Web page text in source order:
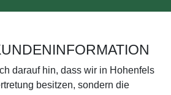
darauf hin, dass wir in Hohenfels
besitzen, sondern die